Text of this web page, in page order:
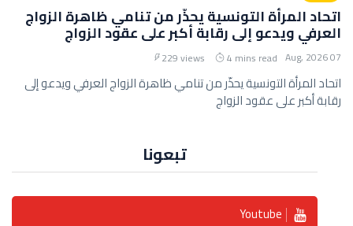
اتحاد المرأة التونسية يحذّر من تنامي ظاهرة الزواج
العرفي ويدعو إلى رقابة أكبر على عقود الزواج
07 Aug, 2026
4 mins read
229 views
اتحاد المرأة التونسية يحذّر من تنامي ظاهرة الزواج العرفي ويدعو إلى
رقابة أكبر على عقود الزواج
تبعونا
Youtube